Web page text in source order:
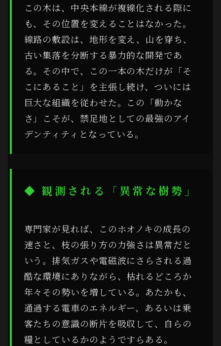
この木は、中央本線が複線化される際に
も、その位置を変えることはなかった。
線路の敷設は、地形を変え、山を穿ち、
古い集落を分断する暴力的な開発であ
る。その中で、この一本の木だけが「そ
こにあること」を主張し続け、ついには
巨大な組織を従わせた。この「動かな
さ」こそが、禁足地としての最強のアイ
デンティティとなっている。
◆ 観測される「異常な樹勢」
専門家が見れば、このホオノキの成長の
速さと、枝の張り方の力強さは異常だと
いう。排気ガスや電磁波にさらされる過
酷な環境にありながら、枯れるどころか
年々その勢いを増している。あたかも、
通過する電車のエネルギー、あるいは乗
客たちの意識の断片を吸収して、自らの
糧としているかのようですらある。